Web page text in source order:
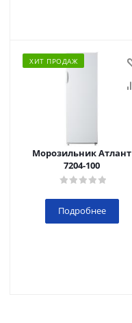
ХИТ ПРОДАЖ
Морозильник Атлант
7204-100
Подробнее